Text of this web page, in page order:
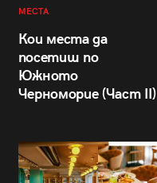
МЕСТА
Кои места да
посетиш по
Южното
Черноморие (Част II)